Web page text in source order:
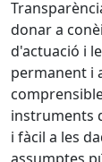
donar a
d'actuació i
permanent i
instruments
i fàcil a les